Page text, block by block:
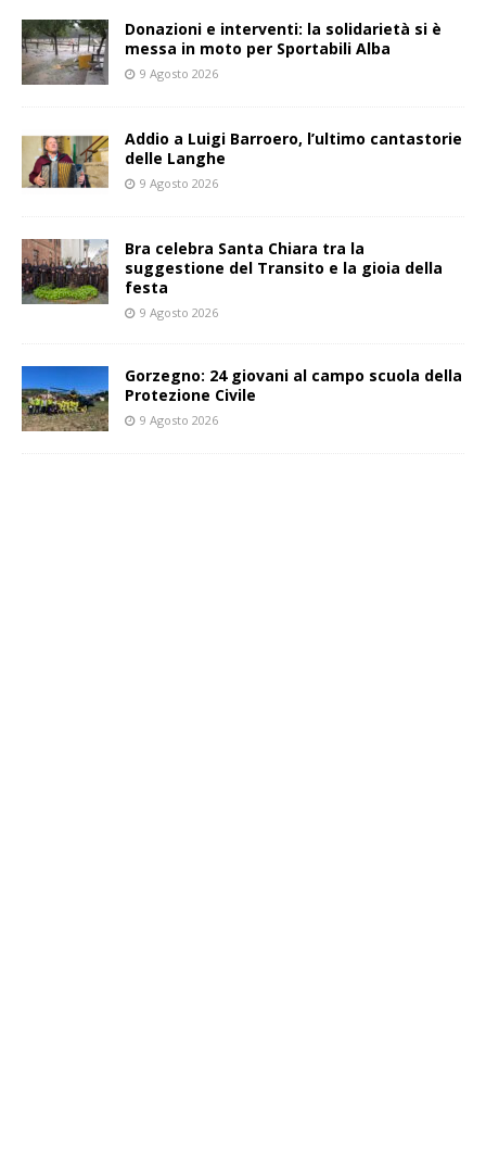
Donazioni e interventi: la solidarietà si è
messa in moto per Sportabili Alba
9 Agosto 2026
Addio a Luigi Barroero, l’ultimo cantastorie
delle Langhe
9 Agosto 2026
Bra celebra Santa Chiara tra la
suggestione del Transito e la gioia della
festa
9 Agosto 2026
Gorzegno: 24 giovani al campo scuola della
Protezione Civile
9 Agosto 2026